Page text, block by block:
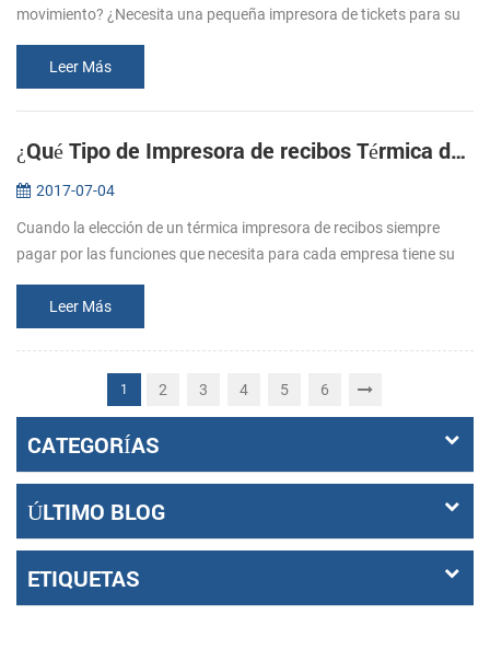
movimiento? ¿Necesita una pequeña impresora de tickets para su
ideales p...
Leer Más
¿Qué Tipo de Impresora de recibos Térmica debo Comprar?
2017-07-04
Cuando la elección de un térmica impresora de recibos siempre
pagar por las funciones que necesita para cada empresa tiene su
requisitos s...
Leer Más
1 2 3 4 5 6
CATEGORÍAS
ÚLTIMO BLOG
ETIQUETAS